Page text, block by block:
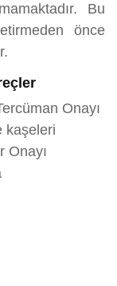
Bu
önce
Onayı
kaşeleri
Onayı